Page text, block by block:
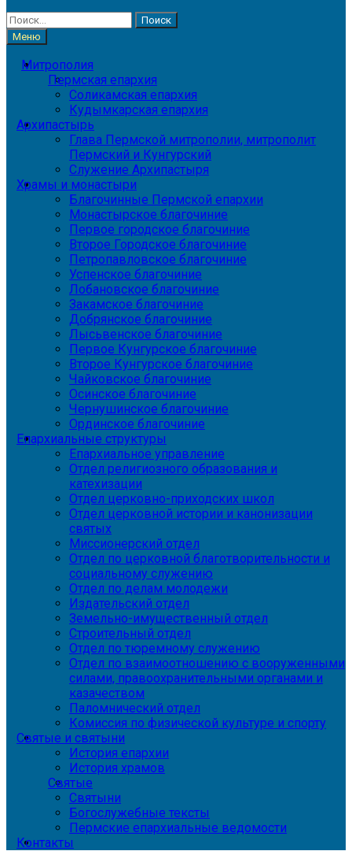
Найти:
Меню
Митрополия
Пермская епархия
Соликамская епархия
Кудымкарская епархия
Архипастырь
Глава Пермской митрополии, митрополит
Пермский и Кунгурский
Служение Архипастыря
Храмы и монастыри
Благочинные Пермской епархии
Монастырское благочиние
Первое городское благочиние
Второе Городское благочиние
Петропавловское благочиние
Успенское благочиние
Лобановское благочиние
Закамское благочиние
Добрянское благочиние
Лысьвенское благочиние
Первое Кунгурское благочиние
Второе Кунгурское благочиние
Чайковское благочиние
Осинское благочиние
Чернушинское благочиние
Ординское благочиние
Епархиальные структуры
Епархиальное управление
Отдел религиозного образования и
катехизации
Отдел церковно-приходских школ
Отдел церковной истории и канонизации
святых
Миссионерский отдел
Отдел по церковной благотворительности и
социальному служению
Отдел по делам молодежи
Издательский отдел
Земельно-имущественный отдел
Строительный отдел
Отдел по тюремному служению
Отдел по взаимоотношению с вооруженными
силами, правоохранительными органами и
казачеством
Паломнический отдел
Комиссия по физической культуре и спорту
Святые и святыни
История епархии
История храмов
Святые
Святыни
Богослужебные тексты
Пермские епархиальные ведомости
Контакты